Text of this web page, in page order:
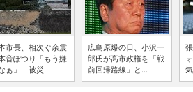
市長、相次ぐ余震
音ぽつり「もう嫌
ぁ」 被災...
広島原爆の日、小沢一
郎氏が高市政権を「戦
前回帰路線」と...